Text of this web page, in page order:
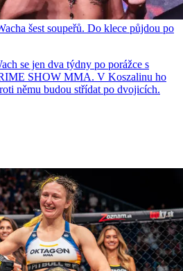
šest soupeřů. Do klece půjdou po
se jen dva týdny po porážce s
SHOW MMA. V Koszalinu ho
němu budou střídat po dvojicích.